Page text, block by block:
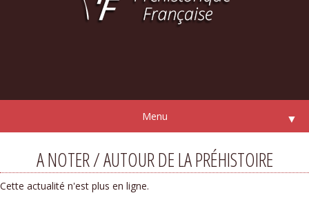
Menu ▼
A NOTER / AUTOUR DE LA PRÉHISTOIRE
Cette actualité n'est plus en ligne.